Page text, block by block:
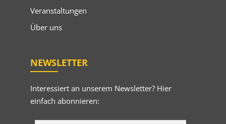
Veranstaltungen
Über uns
NEWSLETTER
Interessiert an unserem Newsletter? Hier
einfach abonnieren: